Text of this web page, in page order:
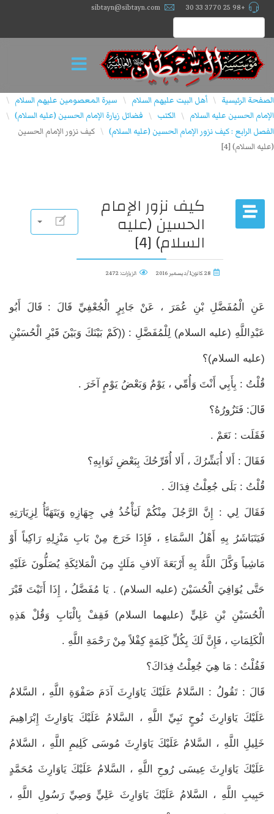
+98 25 3770 33 30
sibtayn@sibtayn.com
الصفحة الرئيسية \ أهل البيت عليهم السلام \ سيرة المعصومين عليهم السلام \
الإمام الحسين عليه السلام \ الكتب \ فضائل زيارة الإمام الحسين (عليه السلام) \
الفصل الرابع : كيف نزور الإمام الحسين (عليه السلام) \ كيف نزور الإمام الحسين
(عليه السلام) [4]
كيف نزور الإمام
الحسين (عليه
السلام) [4]
28 كانون1/ديسمبر 2016 الزيارات: 2472
عَنِ الْمُفَضَّلِ بْنِ عُمَرَ ، عَنْ جَابِرٍ الْجُعْفِيِّ قَالَ : قَالَ أَبُو
عَبْدِاللَّهِ (عليه السلام) لِلْمُفَضَّلِ : ((كَمْ بَيْنَكَ وَبَيْنَ قَبْرِ الْحُسَيْنِ
(عليه السلام)؟
قُلْتُ : بِأَبِي أَنْتَ وَأُمِّي ، يَوْمٌ وَبَعْضُ يَوْمٍ آخَرَ .
قَالَ: فَتَزُورُهُ؟
فَقَلَت : نَعَمْ .
فَقَالَ : أَلا أُبَشِّرُكَ ، أَلا أُفَرِّحُكَ بِبَعْضِ ثَوَابِهِ؟
قُلْتُ : بَلَى جُعِلْتُ فِدَاكَ .
فَقَالَ لِي : إِنَّ الرَّجُلَ مِنْكُمْ لَيَأْخُذُ فِي جِهَازِهِ وَيَتَهَيَّأُ لِزِيَارَتِهِ
فَيَتَبَاشَرُ بِهِ أَهْلُ السَّمَاءِ ، فَإِذَا خَرَجَ مِنْ بَابِ مَنْزِلِهِ رَاكِباً أَوْ
مَاشِياً وَكَّلَ اللَّهُ بِهِ أَرْبَعَةَ آلافِ مَلَكٍ مِنَ الْمَلائِكَةِ يُصَلُّونَ عَلَيْهِ
حَتَّى يُوَافِيَ الْحُسَيْنَ (عليه السلام) . يَا مُفَضَّلُ ، إِذَا أَتَيْتَ قَبْرَ
الْحُسَيْنِ بْنِ عَلِيٍّ (عليهما السلام) فَقِفْ بِالْبَابِ وَقُلْ هَذِهِ
الْكَلِمَاتِ ، فَإِنَّ لَكَ بِكُلِّ كَلِمَةٍ كِفْلاً مِنْ رَحْمَةِ اللَّهِ .
فَقُلْتُ : مَا هِيَ جُعِلْتُ فِدَاكَ؟
قَالَ : تَقُولُ : السَّلامُ عَلَيْكَ يَاوَارِثَ آدَمَ صَفْوَةِ اللَّهِ ، السَّلامُ
عَلَيْكَ يَاوَارِثَ نُوحٍ نَبِيِّ اللَّهِ ، السَّلامُ عَلَيْكَ يَاوَارِثَ إِبْرَاهِيمَ
خَلِيلِ اللَّهِ ، السَّلامُ عَلَيْكَ يَاوَارِثَ مُوسَى كَلِيمِ اللَّهِ ، السَّلامُ
عَلَيْكَ يَاوَارِثَ عِيسَى رُوحِ اللَّهِ ، السَّلامُ عَلَيْكَ يَاوَارِثَ مُحَمَّدٍ
حَبِيبِ اللَّهِ ، السَّلامُ عَلَيْكَ يَاوَارِثَ عَلِيٍّ وَصِيِّ رَسُولِ اللَّهِ ،